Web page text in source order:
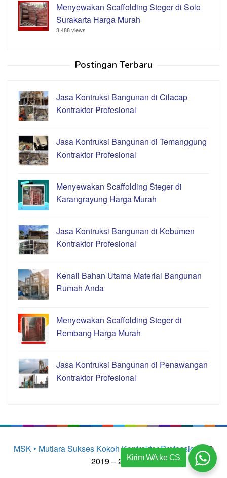
Menyewakan Scaffolding Steger di Solo
Surakarta Harga Murah
3,488 views
Postingan Terbaru
Jasa Kontruksi Bangunan di Cilacap
Kontraktor Profesional
Jasa Kontruksi Bangunan di Temanggung
Kontraktor Profesional
Menyewakan Scaffolding Steger di
Karangrayung Harga Murah
Jasa Kontruksi Bangunan di Kebumen
Kontraktor Profesional
Kenali Bahan Utama Material Bangunan
Rumah Anda
Menyewakan Scaffolding Steger di
Rembang Harga Murah
Jasa Kontruksi Bangunan di Penawangan
Kontraktor Profesional
MSK • Mutiara Sukses Kokoh Kontraktor Professional©
2019 – 2023Kirim WA ke CS